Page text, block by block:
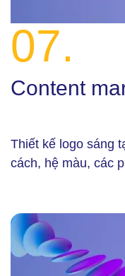
07.
Content
Thiết kế logo sáng
cách, hệ màu, các